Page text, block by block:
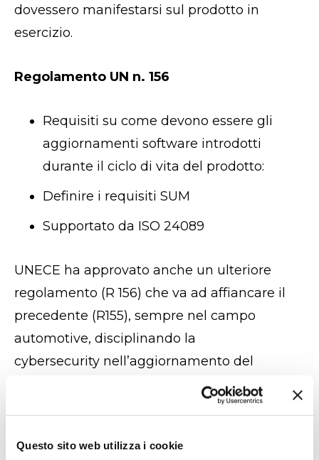
Questo sito web utilizza i cookie
dovessero manifestarsi sul prodotto in
esercizio.
Regolamento UN n. 156
Requisiti su come devono essere gli
aggiornamenti software introdotti
durante il ciclo di vita del prodotto:
Definire i requisiti SUM
Supportato da ISO 24089
UNECE ha approvato anche un ulteriore
regolamento (R 156) che va ad affiancare il
precedente (R155), sempre nel campo
automotive, disciplinando la
cybersecurity nell’aggiornamento del
software in modalità ‘over the air’, ovvero da
La normativa UNECE (United Nation